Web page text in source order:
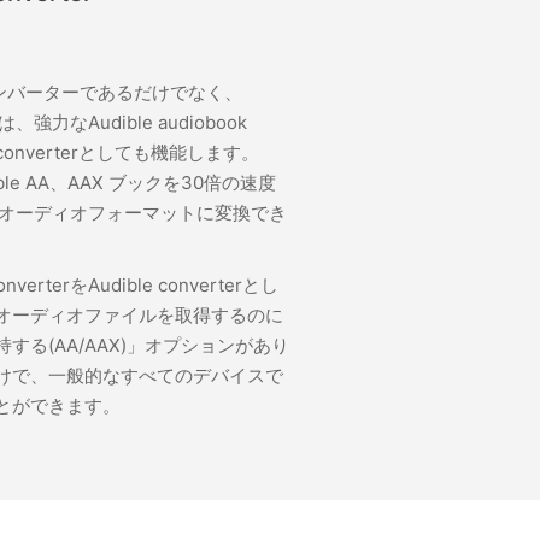
ーターであるだけでなく、
、強力なAudible audiobook
としても機能します。
AA、AAX ブックを30倍の速度
ーディオフォーマットに変換でき
をAudible converterとし
ーディオファイルを取得するのに
する(AA/AAX)」オプションがあり
で、一般的なすべてのデバイスで
できます。